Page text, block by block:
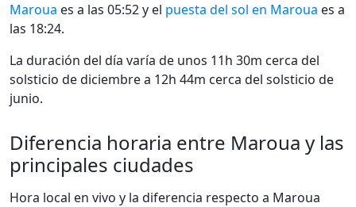
Maroua es a las 05:52 y el puesta del sol en Maroua es a
las 18:24.
La duración del día varía de unos 11h 30m cerca del
solsticio de diciembre a 12h 44m cerca del solsticio de
junio.
Diferencia horaria entre Maroua y las
principales ciudades
Hora local en vivo y la diferencia respecto a Maroua